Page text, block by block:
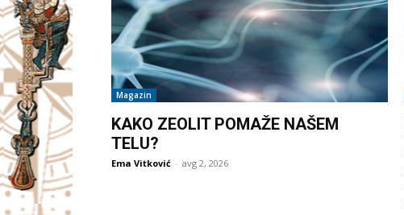
Magazin
KAKO ZEOLIT POMAŽE NAŠEM
TELU?
Ema Vitković - avg 2, 2026